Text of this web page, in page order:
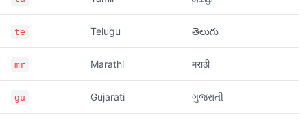
te Telugu తెలుగు
mr Marathi मराठी
gu Gujarati ગુજરાતી